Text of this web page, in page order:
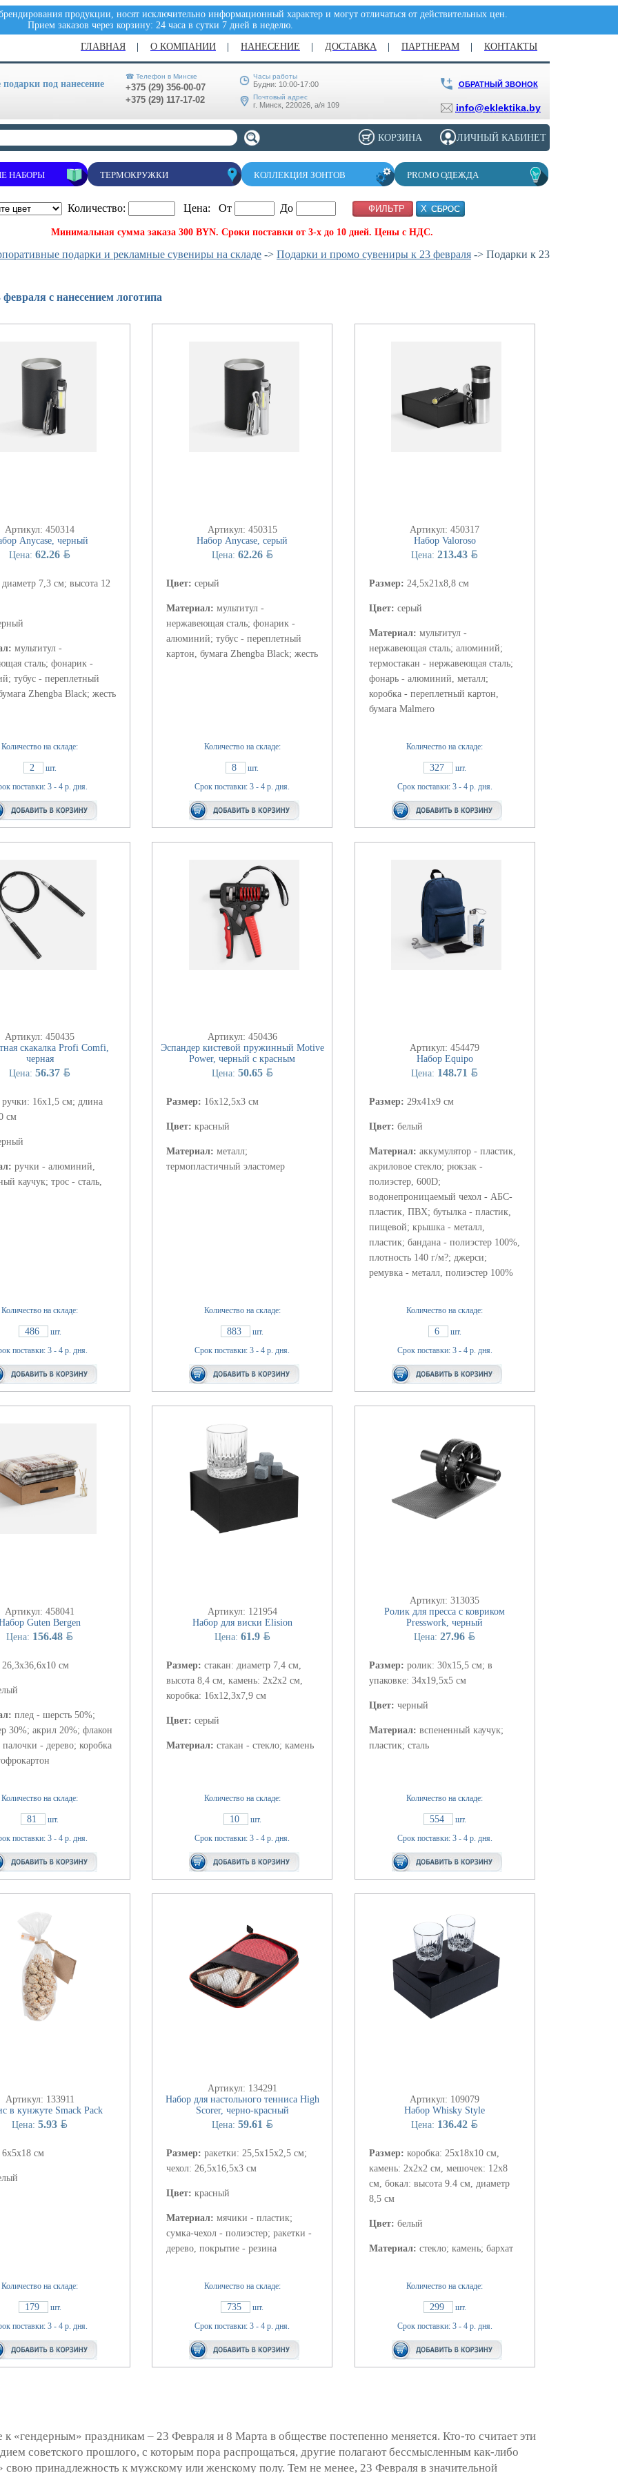
продукции, носят исключительно информационный характер и могут отличаться от действительных цен.
Прием заказов через корзину: 24 часа в сутки 7 дней в неделю.
ГЛАВНАЯ О КОМПАНИИ НАНЕСЕНИЕ ДОСТАВКА ПАРТНЕРАМ КОНТАКТЫ
под нанесение
☎ Телефон в Минске
+375 (29) 356-00-07
+375 (29) 117-17-02
Часы работы
Будни: 10:00-17:00
Почтовый адрес
г. Минск, 220026, а/я 109
ОБРАТНЫЙ ЗВОНОК
info@eklektika.by
НАБОРЫ ТЕРМОКРУЖКИ КОЛЛЕКЦИЯ ЗОНТОВ PROMO ОДЕЖДА
Количество: Цена: От До
Минимальная сумма заказа 300 BYN. Сроки поставки от 3-х до 10 дней. Цены с НДС.
подарки и рекламные сувениры на складе -> Подарки и промо сувениры к 23 февраля -> Подарки к 23
с нанесением логотипа
Артикул: 450314
Anycase, черный
Цена: 62.26 BYN
диаметр 7,3 см; высота 12
мультитул -
сталь; фонарик -
тубус - переплетный
Zhengba Black; жесть
Количество на складе:
2
шт.
поставки: 3 - 4 р. дня.
Артикул: 450315
Набор Anycase, серый
Цена: 62.26 BYN
Цвет: серый
Материал: мультитул -
нержавеющая сталь; фонарик -
алюминий; тубус - переплетный
картон, бумага Zhengba Black; жесть
Количество на складе:
8
шт.
Срок поставки: 3 - 4 р. дня.
Артикул: 450317
Набор Valoroso
Цена: 213.43 BYN
Размер: 24,5х21х8,8 см
Цвет: серый
Материал: мультитул -
нержавеющая сталь; алюминий;
термостакан - нержавеющая сталь;
фонарь - алюминий, металл;
коробка - переплетный картон,
бумага Malmero
Количество на складе:
327
шт.
Срок поставки: 3 - 4 р. дня.
Артикул: 450435
скакалка Profi Comfi,
черная
Цена: 56.37 BYN
ручки: 16х1,5 см; длина
см
ручки - алюминий,
каучук; трос - сталь,
Количество на складе:
486
шт.
поставки: 3 - 4 р. дня.
Артикул: 450436
Эспандер кистевой пружинный Motive
Power, черный с красным
Цена: 50.65 BYN
Размер: 16х12,5х3 см
Цвет: красный
Материал: металл;
термопластичный эластомер
Количество на складе:
883
шт.
Срок поставки: 3 - 4 р. дня.
Артикул: 454479
Набор Equipo
Цена: 148.71 BYN
Размер: 29х41х9 см
Цвет: белый
Материал: аккумулятор - пластик,
акриловое стекло; рюкзак -
полиэстер, 600D;
водонепроницаемый чехол - АБС-
пластик, ПВХ; бутылка - пластик,
пищевой; крышка - металл,
пластик; бандана - полиэстер 100%,
плотность 140 г/м?; джерси;
ремувка - металл, полиэстер 100%
Количество на складе:
6
шт.
Срок поставки: 3 - 4 р. дня.
Артикул: 458041
Guten Bergen
Цена: 156.48 BYN
26,3x36,6x10 см
плед - шерсть 50%;
30%; акрил 20%; флакон
палочки - дерево; коробка
Количество на складе:
81
шт.
поставки: 3 - 4 р. дня.
Артикул: 121954
Набор для виски Elision
Цена: 61.9 BYN
Размер: стакан: диаметр 7,4 см,
высота 8,4 см, камень: 2х2х2 см,
коробка: 16х12,3х7,9 см
Цвет: серый
Материал: стакан - стекло; камень
Количество на складе:
10
шт.
Срок поставки: 3 - 4 р. дня.
Артикул: 313035
Ролик для пресса с ковриком
Presswork, черный
Цена: 27.96 BYN
Размер: ролик: 30х15,5 см; в
упаковке: 34х19,5х5 см
Цвет: черный
Материал: вспененный каучук;
пластик; сталь
Количество на складе:
554
шт.
Срок поставки: 3 - 4 р. дня.
Артикул: 133911
в кунжуте Smack Pack
Цена: 5.93 BYN
6х5х18 см
Количество на складе:
179
шт.
поставки: 3 - 4 р. дня.
Артикул: 134291
Набор для настольного тенниса High
Scorer, черно-красный
Цена: 59.61 BYN
Размер: ракетки: 25,5х15х2,5 см;
чехол: 26,5x16,5x3 см
Цвет: красный
Материал: мячики - пластик;
сумка-чехол - полиэстер; ракетки -
дерево, покрытие - резина
Количество на складе:
735
шт.
Срок поставки: 3 - 4 р. дня.
Артикул: 109079
Набор Whisky Style
Цена: 136.42 BYN
Размер: коробка: 25х18х10 см,
камень: 2х2х2 см, мешочек: 12х8
см, бокал: высота 9.4 см, диаметр
8,5 см
Цвет: белый
Материал: стекло; камень; бархат
Количество на складе:
299
шт.
Срок поставки: 3 - 4 р. дня.
«гендерным» праздникам – 23 Февраля и 8 Марта в обществе постепенно меняется. Кто-то считает эти
советского прошлого, с которым пора распрощаться, другие полагают бессмысленным как-либо
свою принадлежность к мужскому или женскому полу. Тем не менее, 23 Февраля в значительной
ЛИЧНЫЙ КАБИНЕТ
КОРЗИНА